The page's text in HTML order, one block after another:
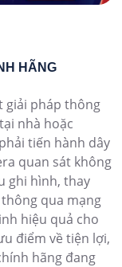
HÃNG
giải pháp thông
nhà hoặc
tiến hành dây
quan sát không
ghi hình, thay
qua mạng
hiệu quả cho
điểm về tiện lợi,
hãng đang